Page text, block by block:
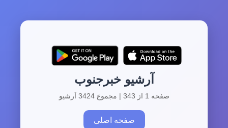
آرشیو خبرجنوب
صفحه 1 از 343 | مجموع 3424 آرشیو
صفحه اصلی